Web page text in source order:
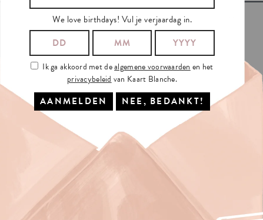
We love birthdays! Vul je verjaardag in.
Ik ga akkoord met dealgemene voorwaardenen het
privacybeleidvan Kaart Blanche.